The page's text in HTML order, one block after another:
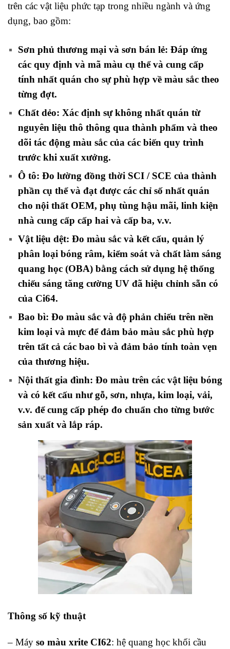
trên các vật liệu phức tạp trong nhiều ngành và ứng
dụng, bao gồm:
Sơn phủ thương mại và sơn bán lẻ: Đáp ứng
các quy định và mã màu cụ thể và cung cấp
tính nhất quán cho sự phù hợp về màu sắc theo
từng đợt.
Chất dẻo: Xác định sự không nhất quán từ
nguyên liệu thô thông qua thành phẩm và theo
dõi tác động màu sắc của các biến quy trình
trước khi xuất xưởng.
Ô tô: Đo lường đồng thời SCI / SCE của thành
phần cụ thể và đạt được các chỉ số nhất quán
cho nội thất OEM, phụ tùng hậu mãi, linh kiện
nhà cung cấp cấp hai và cấp ba, v.v.
Vật liệu dệt: Đo màu sắc và kết cấu, quản lý
phân loại bóng râm, kiểm soát và chất làm sáng
quang học (OBA) bằng cách sử dụng hệ thống
chiếu sáng tăng cường UV đã hiệu chỉnh sẵn có
của Ci64.
Bao bì: Đo màu sắc và độ phản chiếu trên nền
kim loại và mực để đảm bảo màu sắc phù hợp
trên tất cả các bao bì và đảm bảo tính toàn vẹn
của thương hiệu.
Nội thất gia đình: Đo màu trên các vật liệu bóng
và có kết cấu như gỗ, sơn, nhựa, kim loại, vải,
v.v. để cung cấp phép đo chuẩn cho từng bước
sản xuất và lắp ráp.
Thông số kỹ thuật
– Máy so màu xrite CI62: hệ quang học khối cầu